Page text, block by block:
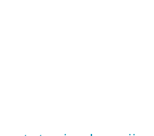
și pădure